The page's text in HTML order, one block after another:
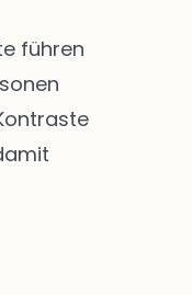
führen